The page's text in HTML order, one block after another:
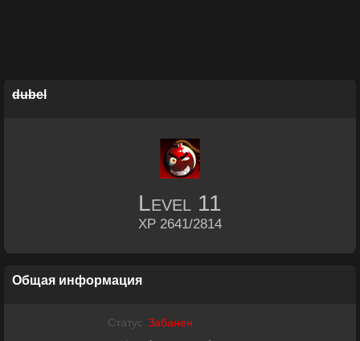
dubel
Level 11
XP 2641/2814
Общая информация
Статус Забанен